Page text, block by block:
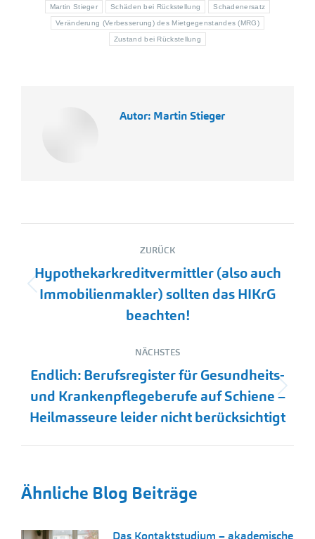
Martin Stieger Schäden bei Rückstellung Schadenersatz
Veränderung (Verbesserung) des Mietgegenstandes (MRG)
Zustand bei Rückstellung
Autor: Martin Stieger
Kommentarnavigation
ZURÜCK
Vorheriger
Beitrag:
Hypothekarkreditvermittler (also auch
Immobilienmakler) sollten das HIKrG
beachten!
NÄCHSTES
Nächster
Beitrag:
Endlich: Berufsregister für Gesundheits-
und Krankenpflegeberufe auf Schiene –
Heilmasseure leider nicht berücksichtigt
Ähnliche Blog Beiträge
Das Kontaktstudium – akademische